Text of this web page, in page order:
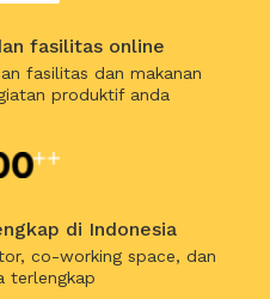
fasilitas online
fasilitas dan makanan
produktif anda
di Indonesia
co-working space, dan
terlengkap